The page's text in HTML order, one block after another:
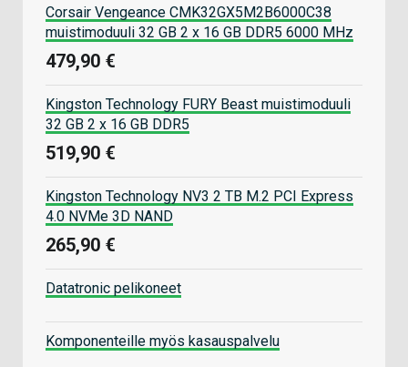
Corsair Vengeance CMK32GX5M2B6000C38
muistimoduuli 32 GB 2 x 16 GB DDR5 6000 MHz
479,90 €
Kingston Technology FURY Beast muistimoduuli
32 GB 2 x 16 GB DDR5
519,90 €
Kingston Technology NV3 2 TB M.2 PCI Express
4.0 NVMe 3D NAND
265,90 €
Datatronic pelikoneet
Komponenteille myös kasauspalvelu